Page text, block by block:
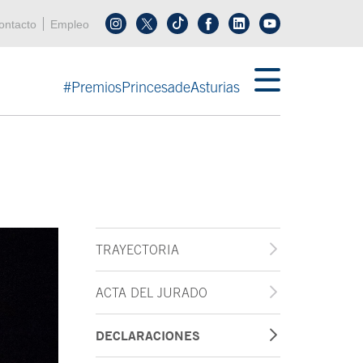
cabecera
Empleo Síguenos en tiktokSíguenos en linkedin
#PremiosPrincesadeAsturias
TRAYECTORIA
ACTA DEL JURADO
DECLARACIONES